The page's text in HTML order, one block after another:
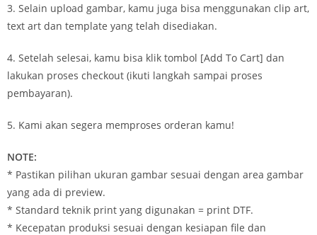
3. Selain upload gambar, kamu juga bisa menggunakan clip art,
text art dan template yang telah disediakan.
4. Setelah selesai, kamu bisa klik tombol [Add To Cart] dan
lakukan proses checkout (ikuti langkah sampai proses
pembayaran).
5. Kami akan segera memproses orderan kamu!
NOTE:
* Pastikan pilihan ukuran gambar sesuai dengan area gambar
yang ada di preview.
* Standard teknik print yang digunakan = print DTF.
* Kecepatan produksi sesuai dengan kesiapan file dan